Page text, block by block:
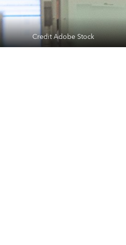
Credit Adobe Stock